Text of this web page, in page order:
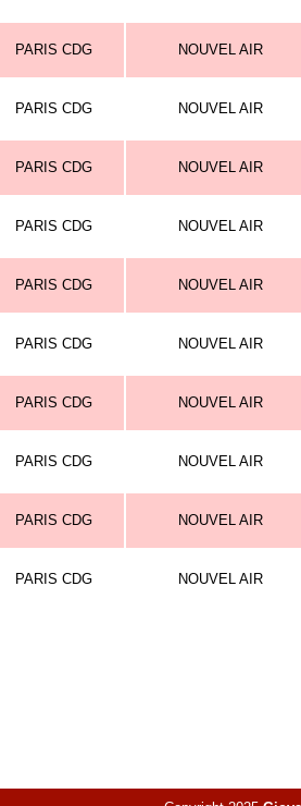
PARIS CDG NOUVEL AIR
PARIS CDG NOUVEL AIR
PARIS CDG NOUVEL AIR
PARIS CDG NOUVEL AIR
PARIS CDG NOUVEL AIR
PARIS CDG NOUVEL AIR
PARIS CDG NOUVEL AIR
PARIS CDG NOUVEL AIR
PARIS CDG NOUVEL AIR
PARIS CDG NOUVEL AIR